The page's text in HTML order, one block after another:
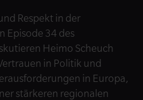
Respekt in der
Episode 34 des
Heimo Scheuch
in Politik und
in Europa,
stärkeren regionalen